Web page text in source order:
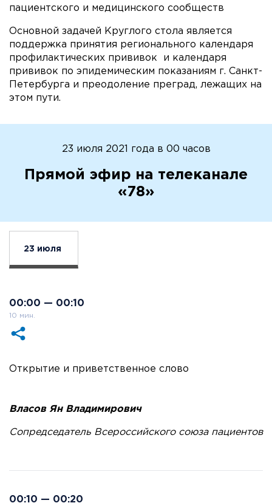
пациентского и медицинского сообществ
Основной задачей Круглого стола является
поддержка принятия регионального календаря
профилактических прививок и календаря
прививок по эпидемическим показаниям г. Санкт-
Петербурга и преодоление преград, лежащих на
этом пути.
23 июля 2021 года в 00 часов
Прямой эфир на телеканале
«78»
23 июля
00:00 — 00:10
10 мин.
Открытие и приветственное слово
Власов Ян Владимирович
Сопредседатель Всероссийского союза пациентов
00:10 — 00:20